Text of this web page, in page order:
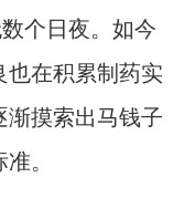
个日夜。如今
也在积累制药实
渐摸索出马钱子
。